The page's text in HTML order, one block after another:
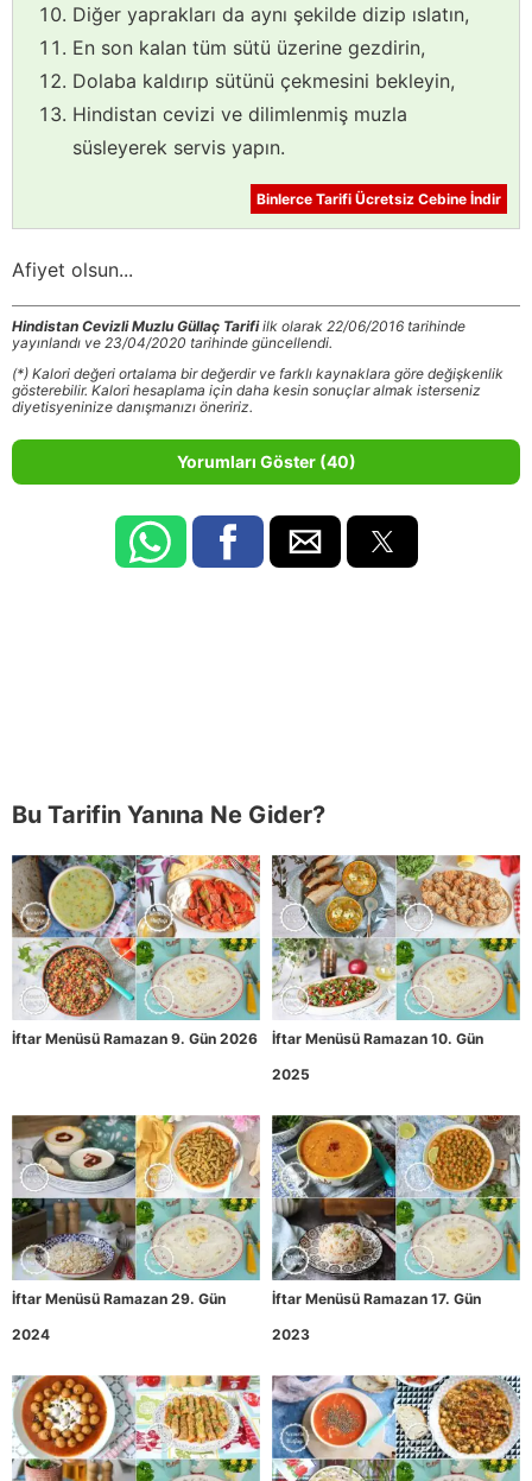
Diğer yaprakları da aynı şekilde dizip ıslatın,
En son kalan tüm sütü üzerine gezdirin,
Dolaba kaldırıp sütünü çekmesini bekleyin,
Hindistan cevizi ve dilimlenmiş muzla
süsleyerek servis yapın.
Binlerce Tarifi Ücretsiz Cebine İndir
Afiyet olsun...
Hindistan Cevizli Muzlu Güllaç Tarifiilk olarak 22/06/2016 tarihinde
yayınlandı ve 23/04/2020 tarihinde güncellendi.
(*) Kalori değeri ortalama bir değerdir ve farklı kaynaklara göre değişkenlik
gösterebilir. Kalori hesaplama için daha kesin sonuçlar almak isterseniz
diyetisyeninize danışmanızı öneririz.
Yorumları Göster (40)
Bu Tarifin Yanına Ne Gider?
İftar Menüsü Ramazan 9. Gün 2026
İftar Menüsü Ramazan 10. Gün
2025
İftar Menüsü Ramazan 29. Gün
2024
İftar Menüsü Ramazan 17. Gün
2023